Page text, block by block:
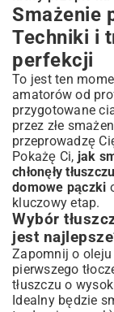
Smażenie
Techniki i
perfekcji
To jest ten
amatorów od
przygotowane
przez złe
przeprowadzę
Pokażę Ci, jak
chłonęły tłuszczu
domowe pączki
kluczowy etap.
Wybór
jest
Zapomnij o
pierwszego
tłuszczu o
Idealny będzie